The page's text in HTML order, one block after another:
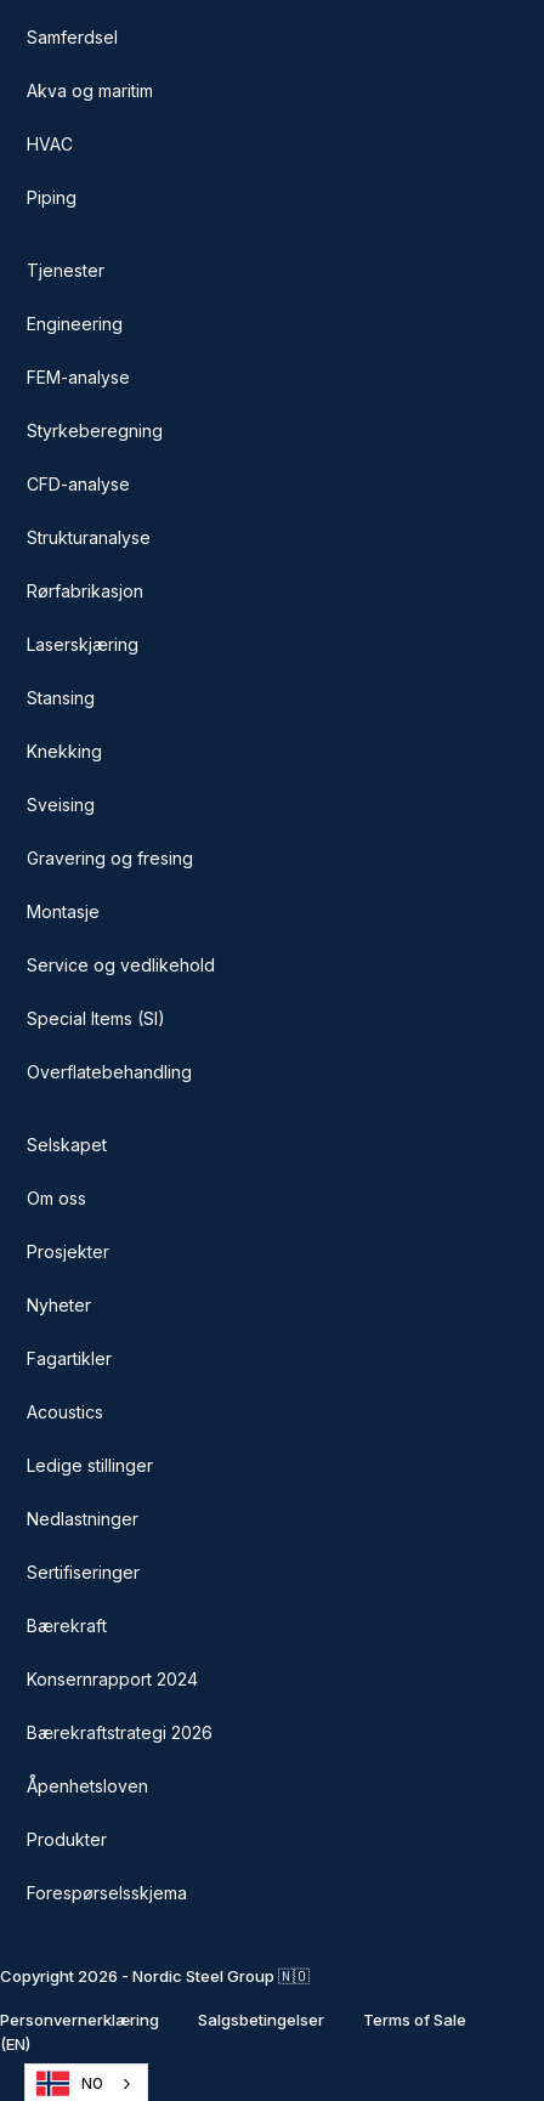
Samferdsel
Akva og maritim
HVAC
Piping
Tjenester
Engineering
FEM-analyse
Styrkeberegning
CFD-analyse
Strukturanalyse
Rørfabrikasjon
Laserskjæring
Stansing
Knekking
Sveising
Gravering og fresing
Montasje
Service og vedlikehold
Special Items (SI)
Overflatebehandling
Selskapet
Om oss
Prosjekter
Nyheter
Fagartikler
Acoustics
Ledige stillinger
Nedlastninger
Sertifiseringer
Bærekraft
Konsernrapport 2024
Bærekraftstrategi 2026
Åpenhetsloven
Produkter
Forespørselsskjema
Copyright 2026 - Nordic Steel Group 🇳🇴
Personvernerklæring Salgsbetingelser
Terms of Sale
(EN)
NO